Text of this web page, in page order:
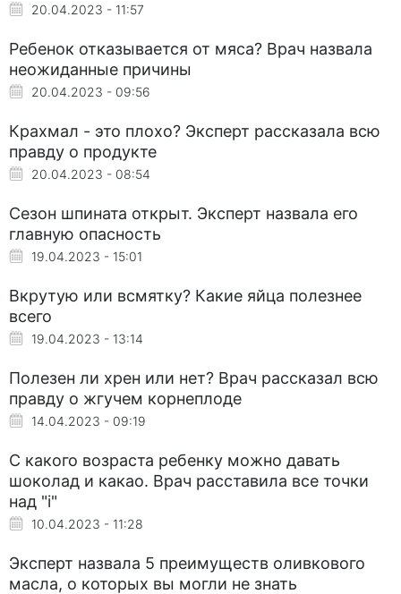
20.04.2023 - 11:57
Ребенок отказывается от мяса? Врач назвала
неожиданные причины
20.04.2023 - 09:56
Крахмал - это плохо? Эксперт рассказала всю
правду о продукте
20.04.2023 - 08:54
Сезон шпината открыт. Эксперт назвала его
главную опасность
19.04.2023 - 15:01
Вкрутую или всмятку? Какие яйца полезнее
всего
19.04.2023 - 13:14
Полезен ли хрен или нет? Врач рассказал всю
правду о жгучем корнеплоде
14.04.2023 - 09:19
С какого возраста ребенку можно давать
шоколад и какао. Врач расставила все точки
над "і"
10.04.2023 - 11:28
Эксперт назвала 5 преимуществ оливкового
масла, о которых вы могли не знать